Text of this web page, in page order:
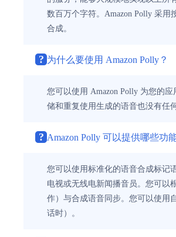
数百万个字符。Amazon Polly 采
合成。
? 为什么要使用 Amazon Polly？
您可以使用 Amazon Polly 为您的
储和重复使用生成的语音也没有任
? Amazon Polly 可以提供哪些功
您可以使用标准化的语音合成标记
电视或无线电新闻播音员。您可以
作）与合成语音同步。您可以使用
话时）。